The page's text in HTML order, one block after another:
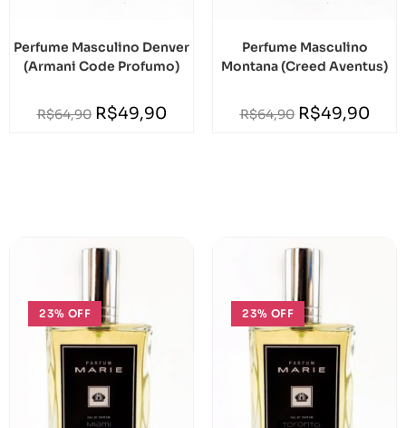
Perfume Masculino Denver
(Armani Code Profumo)
R$64,90 R$49,90
Perfume Masculino
Montana (Creed Aventus)
R$64,90 R$49,90
23% OFF 23% OFF